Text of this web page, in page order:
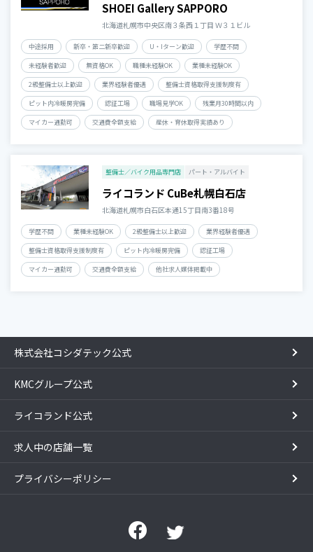
SHOEI Gallery SAPPORO
北海道札幌市中央区南３条西１丁目 Ｗ３１ビル
中途採用 新卒・第二新卒歓迎 U・Iターン歓迎 学歴不問
未経験者歓迎 無資格OK 職種未経験OK 業種未経験OK
2級整備士以上歓迎 業界経験者優遇 整備士資格取得支援制度有
ピット内冷暖房完備 認証工場 職場見学OK 残業月30時間以内
マイカー通勤可 交通費全額支給 産休・育休取得実績あり
整備士／バイク用品専門店 パート・アルバイト
ライコランド CuBe札幌白石店
北海道札幌市白石区本通15丁目南3番18号
学歴不問 業種未経験OK 2級整備士以上歓迎 業界経験者優遇
整備士資格取得支援制度有 ピット内冷暖房完備 認証工場
マイカー通勤可 交通費全額支給 他社求人媒体掲載中
株式会社コシダテック公式
KMCグループ公式
ライコランド公式
求人中の店舗一覧
プライバシーポリシー